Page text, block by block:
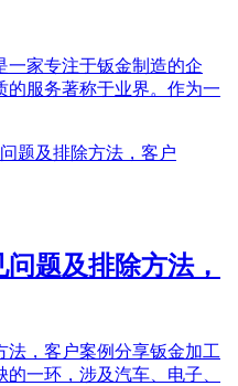
一家专注于钣金制造的企
的服务著称于业界。作为一
题及排除方法，
法，客户案例分享钣金加工
一环，涉及汽车、电子、